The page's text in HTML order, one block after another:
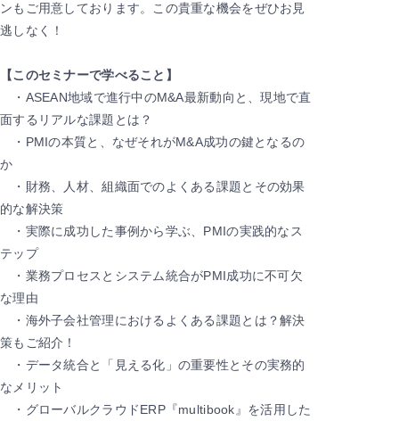
ンもご用意しております。この貴重な機会をぜひお見
逃しなく！
【このセミナーで学べること】
・ASEAN地域で進行中のM&A最新動向と、現地で直
面するリアルな課題とは？
・PMIの本質と、なぜそれがM&A成功の鍵となるの
か
・財務、人材、組織面でのよくある課題とその効果
的な解決策
・実際に成功した事例から学ぶ、PMIの実践的なス
テップ
・業務プロセスとシステム統合がPMI成功に不可欠
な理由
・海外子会社管理におけるよくある課題とは？解決
策もご紹介！
・データ統合と「見える化」の重要性とその実務的
なメリット
・グローバルクラウドERP『multibook』を活用した